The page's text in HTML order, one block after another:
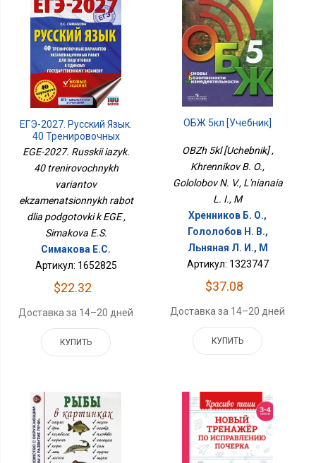
ЕГЭ-2027. Русский Язык.
40 Тренировочных
Вариантов
Экзаменационных
Работ Для Подготовки К
ЕГЭ
EGE-2027. Russkii iazyk.
40 trenirovochnykh
variantov
ekzamenatsionnykh rabot
dlia podgotovki k EGE ,
Simakova E.S.
Симакова Е.С.
Артикул: 1652825
$22.32
Доставка за 14–20 дней
КУПИТЬ
ОБЖ 5кл [Учебник]
OBZh 5kl [Uchebnik] ,
Khrennikov B. O.,
Gololobov N. V., L'nianaia
L. I., M
Хренников Б. О.,
Гололобов Н. В.,
Льняная Л. И., М
Артикул: 1323747
$37.08
Доставка за 14–20 дней
КУПИТЬ